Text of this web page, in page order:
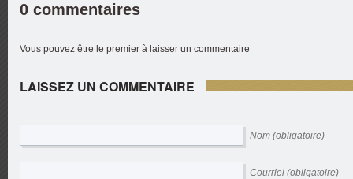
0 commentaires
Vous pouvez être le premier à laisser un commentaire
LAISSEZ UN COMMENTAIRE
Nom (obligatoire)
Courriel (obligatoire)